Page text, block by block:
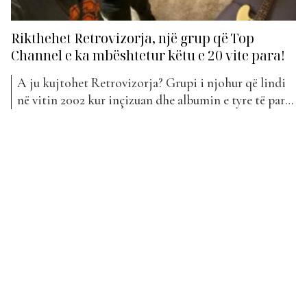
Rikthehet Retrovizorja, një grup që Top
Channel e ka mbështetur këtu e 20 vite para!
A ju kujtohet Retrovizorja? Grupi i njohur që lindi
në vitin 2002 kur inçizuan dhe albumin e tyre të parë,